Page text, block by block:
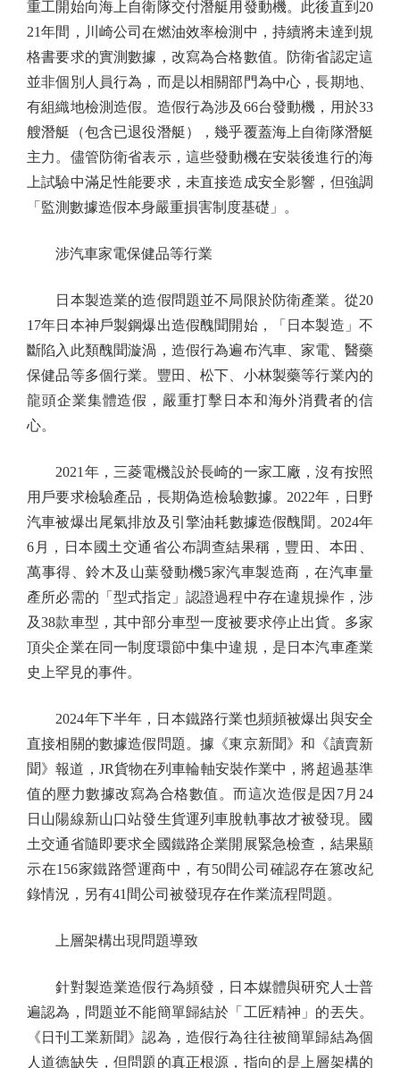
重工開始向海上自衛隊交付潛艇用發動機。此後直到20
21年間，川崎公司在燃油效率檢測中，持續將未達到規
格書要求的實測數據，改寫為合格數值。防衛省認定這
並非個別人員行為，而是以相關部門為中心，長期地、
有組織地檢測造假。造假行為涉及66台發動機，用於33
艘潛艇（包含已退役潛艇），幾乎覆蓋海上自衛隊潛艇
主力。儘管防衛省表示，這些發動機在安裝後進行的海
上試驗中滿足性能要求，未直接造成安全影響，但強調
「監測數據造假本身嚴重損害制度基礎」。
涉汽車家電保健品等行業
日本製造業的造假問題並不局限於防衛產業。從20
17年日本神戶製鋼爆出造假醜聞開始，「日本製造」不
斷陷入此類醜聞漩渦，造假行為遍布汽車、家電、醫藥
保健品等多個行業。豐田、松下、小林製藥等行業內的
龍頭企業集體造假，嚴重打擊日本和海外消費者的信
心。
2021年，三菱電機設於長崎的一家工廠，沒有按照
用戶要求檢驗產品，長期偽造檢驗數據。2022年，日野
汽車被爆出尾氣排放及引擎油耗數據造假醜聞。2024年
6月，日本國土交通省公布調查結果稱，豐田、本田、
萬事得、鈴木及山葉發動機5家汽車製造商，在汽車量
產所必需的「型式指定」認證過程中存在違規操作，涉
及38款車型，其中部分車型一度被要求停止出貨。多家
頂尖企業在同一制度環節中集中違規，是日本汽車產業
史上罕見的事件。
2024年下半年，日本鐵路行業也頻頻被爆出與安全
直接相關的數據造假問題。據《東京新聞》和《讀賣新
聞》報道，JR貨物在列車輪軸安裝作業中，將超過基準
值的壓力數據改寫為合格數值。而這次造假是因7月24
日山陽線新山口站發生貨運列車脫軌事故才被發現。國
土交通省隨即要求全國鐵路企業開展緊急檢查，結果顯
示在156家鐵路營運商中，有50間公司確認存在篡改紀
錄情況，另有41間公司被發現存在作業流程問題。
上層架構出現問題導致
針對製造業造假行為頻發，日本媒體與研究人士普
遍認為，問題並不能簡單歸結於「工匠精神」的丟失。
《日刊工業新聞》認為，造假行為往往被簡單歸結為個
人道德缺失，但問題的真正根源，指向的是上層架構的